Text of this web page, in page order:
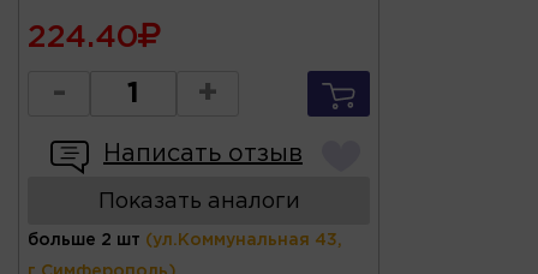
224.40
- +
Написать отзыв
Показать аналоги
больше 2 шт (ул.Коммунальная 43,